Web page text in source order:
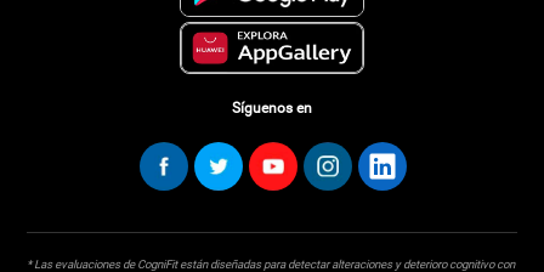
Síguenos en
* Las evaluaciones de CogniFit están diseñadas para detectar alteraciones y deterioro cognitivo con